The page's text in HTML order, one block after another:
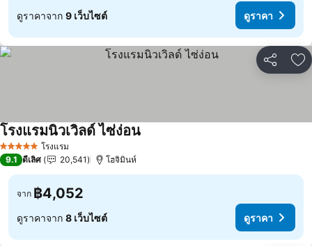
ดูราคาจาก 9 เว็บไซต์ ดูราคา
แชร์ เ
5 ดาว โรงแรม
โรงแรมนิวเวิลด์ ไซ่ง่อนดูราคา
9.1 ดีเลิศ 20,541 โฮจิมินห์
จาก ฿4,052
ดูราคาจาก 8 เว็บไซต์ ดูราคา